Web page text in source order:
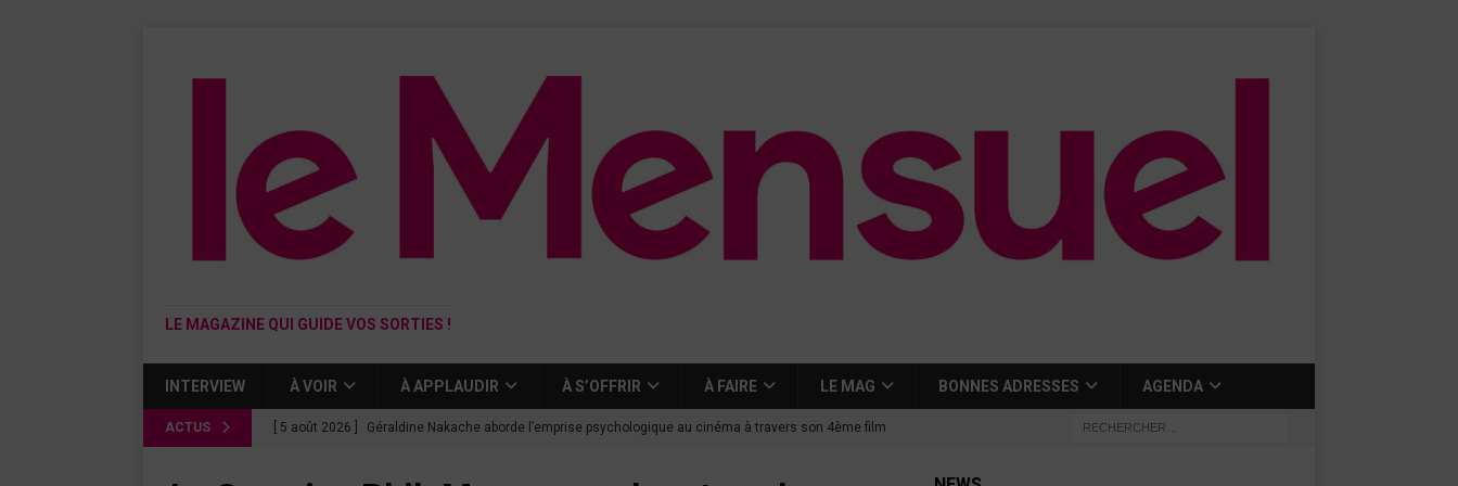
LE MAGAZINE QUI GUIDE VOS SORTIES !
INTERVIEW À VOIR À APPLAUDIR À S’OFFRIR À FAIRE LE MAG BONNES ADRESSES AGENDA
ACTUS [ 5 août 2026 ] Géraldine Nakache aborde l’emprise psychologique au cinéma à travers son 4ème film